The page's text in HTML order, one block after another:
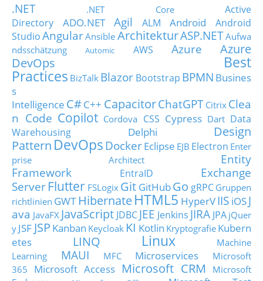
.NET .NET Core
Active
Directory
ADO.NET Agil ALM Android
Android
StudioAngularAnsible ArchitekturASP.NETAufwa
ndsschätzung
Automic AWS Azure
Azure
DevOps
Best
Practices BizTalk Blazor Bootstrap BPMN Busines
s
Intelligence C#C++ CapacitorChatGPT Citrix Clea
n Code Copilot Cordova CSS Cypress Dart Data
Warehousing
Delphi
Design
Pattern DevOps DockerEclipse EJB Electron Enter
prise Architect
Entity
Framework
EntraID
Exchange
Server Flutter FSLogix Git GitHubGo gRPC Gruppen
richtlinien GWT HibernateHTML5 HyperVIIS iOSJ
ava JavaFX JavaScript JDBC JEE Jenkins JIRA JPA jQuer
y JSF JSP Kanban Keycloak KI Kotlin Kryptografie Kubern
etes
LINQ Linux
Machine
Learning
MAUI MFC Microservices
Microsoft
365
Microsoft Access Microsoft CRM
Microsoft